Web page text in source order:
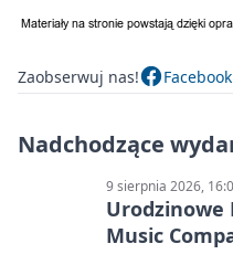
Zaobserwuj nas! Facebook
Nadchodzące
9 sierpnia 2026,
Music